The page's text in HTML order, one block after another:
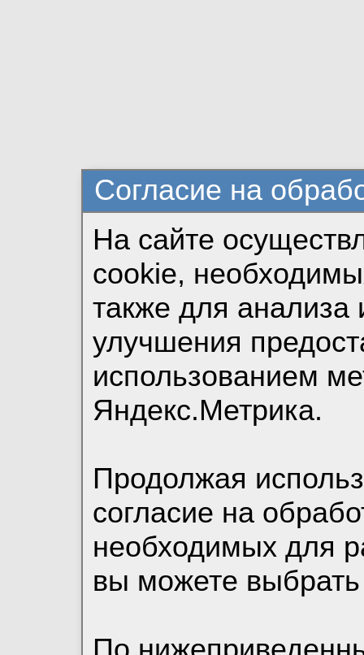
Согласие на
На сайте
cookie,
также для анализа
улучшения
использованием
Яндекс.Метрика.
Продолжая
согласие на
необходимых для
вы можете